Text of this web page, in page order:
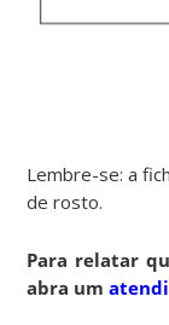
Lembre-se: a
de rosto.
Para relatar
abra um